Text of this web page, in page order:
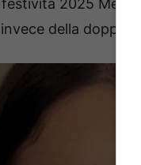
2025
della doppia